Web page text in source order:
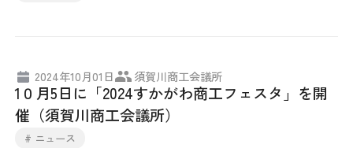
青年部・女性会
2024年10月01日 須賀川商工会議所
1０月5日に「2024すかがわ商工フェスタ」を開
催（須賀川商工会議所）
# ニュース